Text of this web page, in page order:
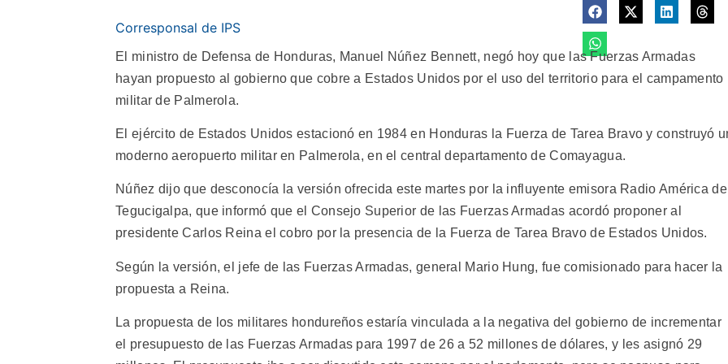
Corresponsal de IPS
El ministro de Defensa de Honduras, Manuel Núñez Bennett, negó hoy que las Fuerzas Armadas
hayan propuesto al gobierno que cobre a Estados Unidos por el uso del territorio para el campamento
militar de Palmerola.
El ejército de Estados Unidos estacionó en 1984 en Honduras la Fuerza de Tarea Bravo y construyó
moderno aeropuerto militar en Palmerola, en el central departamento de Comayagua.
Núñez dijo que desconocía la versión ofrecida este martes por la influyente emisora Radio América de
Tegucigalpa, que informó que el Consejo Superior de las Fuerzas Armadas acordó proponer al
presidente Carlos Reina el cobro por la presencia de la Fuerza de Tarea Bravo de Estados Unidos.
Según la versión, el jefe de las Fuerzas Armadas, general Mario Hung, fue comisionado para hacer la
propuesta a Reina.
La propuesta de los militares hondureños estaría vinculada a la negativa del gobierno de incrementar
el presupuesto de las Fuerzas Armadas para 1997 de 26 a 52 millones de dólares, y les asignó 29